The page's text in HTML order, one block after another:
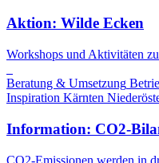
Aktion: Wilde Ecken
Workshops und Aktivitäten
Beratung & Umsetzung
Inspiration Kärnten
Information: CO2-
CO2-Emissionen werden in